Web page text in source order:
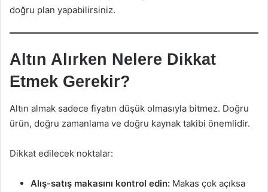
doğru plan yapabilirsiniz.
Altın Alırken Nelere Dikkat
Etmek Gerekir?
Altın almak sadece fiyatın düşük olmasıyla bitmez. Doğru
ürün, doğru zamanlama ve doğru kaynak takibi önemlidir.
Dikkat edilecek noktalar:
Alış-satış makasını kontrol edin: Makas çok açıksa